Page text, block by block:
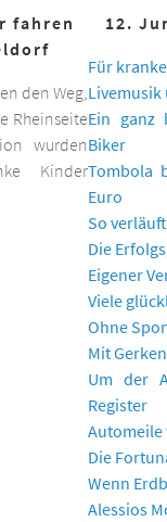
fahren
den Weg,
Rheinseite
wurden
Kinder
12.
Für
Ein ganz
Biker
Tombola
Euro
So
Die
Eigener
Viele
Ohne
Mit
Um der
Register
Automeile
Die
Wenn
Alessios